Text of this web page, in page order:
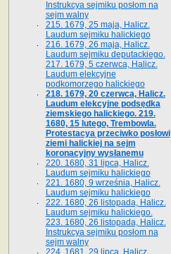
Instrukcya sejmiku posłom na
sejm walny
215. 1679, 25 maja, Halicz.
Laudum sejmiku halickiego
216. 1679, 26 maja, Halicz.
Laudum sejmiku deputackiego.
217. 1679, 5 czerwca, Halicz.
Laudum elekcyjne
podkomorzego halickiego
218. 1679, 20 czerwca, Halicz.
Laudum elekcyjne podsędka
ziemskiego halickiego. 219.
1680, 15 lutego, Trembowla.
Protestacya przeciwko posłowi
ziemi halickiej na sejm
koronacyjny wysłanemu
220. 1680, 31 lipca, Halicz.
Laudum sejmiku halickiego
221. 1680, 9 września, Halicz.
Laudum sejmiku halickiego
222. 1680, 26 listopada, Halicz.
Laudum sejmiku halickiego.
223. 1680, 26 listopada, Halicz.
Instrukcya sejmiku posłom na
sejm walny
224. 1681, 29 lipca, Halicz.